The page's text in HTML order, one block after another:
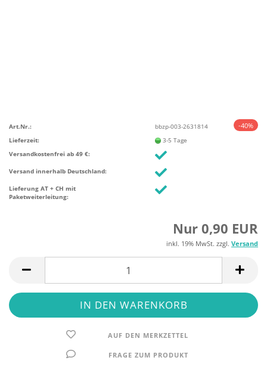
-40%
Art.Nr.:
bbzp-003-2631814
Lieferzeit:
3-5 Tage
Versandkostenfrei ab 49 €:
Versand innerhalb Deutschland:
Lieferung AT + CH mit
Paketweiterleitung:
Nur 0,90 EUR
inkl. 19% MwSt. zzgl. Versand
AUF DEN MERKZETTEL
FRAGE ZUM PRODUKT